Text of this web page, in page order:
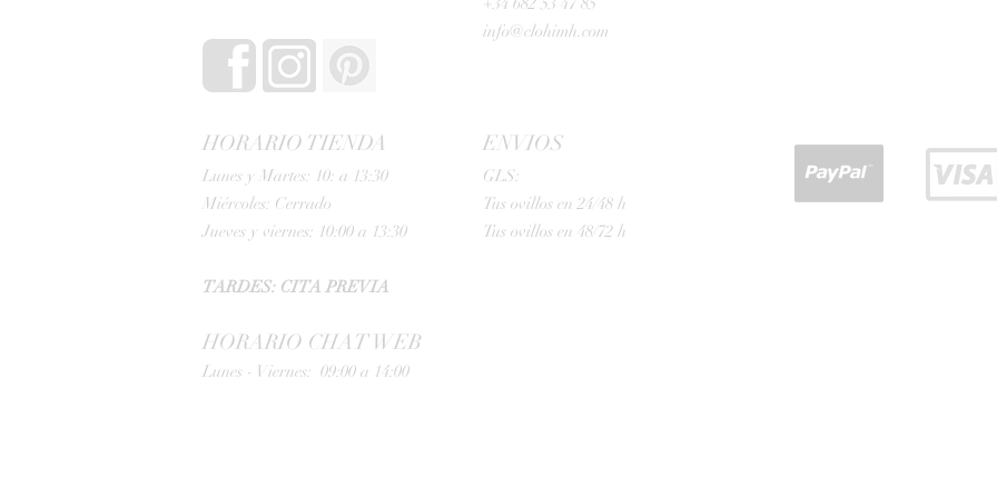
info@clohimh.com
HORARIO TIENDA
Lunes y Martes: 10: a 13:30
Miércoles: Cerrado
Jueves y viernes: 10:00 a 13:30
TARDES: CITA PREVIA
HORARIO CHAT WEB
Lunes - Viernes: 09:00 a 14:00
ENVIOS
GLS:
Tus ovillos en 24/48 h
Tus ovillos en 48/72 h